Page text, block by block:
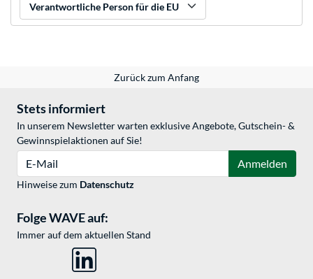
Verantwortliche Person für die EU
Zurück zum Anfang
Stets informiert
In unserem Newsletter warten exklusive Angebote, Gutschein- &
Gewinnspielaktionen auf Sie!
Anmelden
Hinweise zum Datenschutz
Folge WAVE auf:
Immer auf dem aktuellen Stand